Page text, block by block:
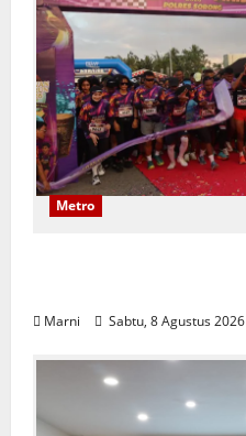
Metro
Marni Sabtu, 8 Agustus 2026